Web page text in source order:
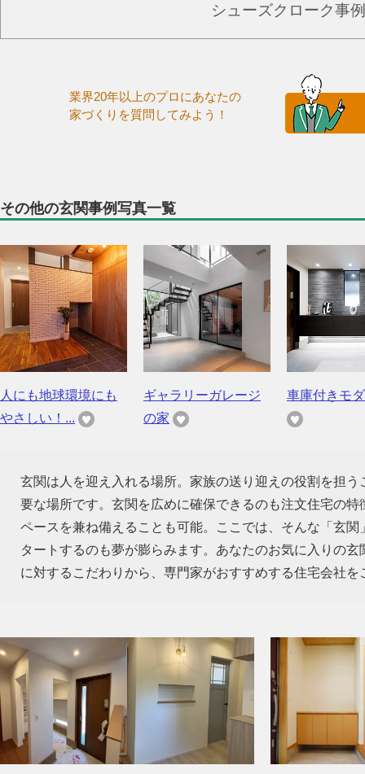
シューズクローク事
業界20年以上のプロにあなたの
家づくりを質問してみよう！
その他の玄関事例写真一覧
人にも地球環境にも
やさしい！...
ギャラリーガレージ
の家
車庫付きモ
玄関は人を迎え入れる場所。家族の送り迎えの役割を担
要な場所です。玄関を広めに確保できるのも注文住宅の
ペースを兼ね備えることも可能。ここでは、そんな「玄
タートするのも夢が膨らみます。あなたのお気に入りの
に対するこだわりから、専門家がおすすめする住宅会社